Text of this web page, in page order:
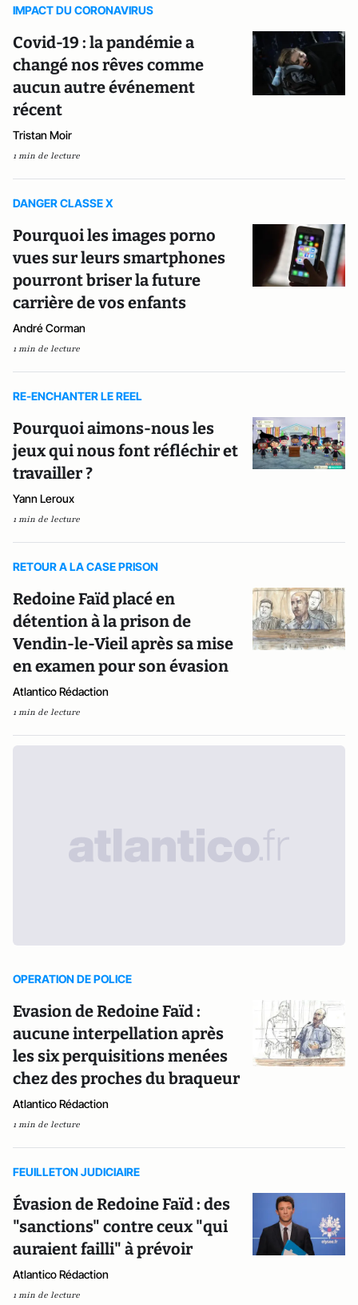
IMPACT DU CORONAVIRUS
Covid-19 : la pandémie a
changé nos rêves comme
aucun autre événement
récent
Tristan Moir
1 min de lecture
DANGER CLASSE X
Pourquoi les images porno
vues sur leurs smartphones
pourront briser la future
carrière de vos enfants
André Corman
1 min de lecture
RE-ENCHANTER LE REEL
Pourquoi aimons-nous les
jeux qui nous font réfléchir et
travailler ?
Yann Leroux
1 min de lecture
RETOUR A LA CASE PRISON
Redoine Faïd placé en
détention à la prison de
Vendin-le-Vieil après sa mise
en examen pour son évasion
Atlantico Rédaction
1 min de lecture
OPERATION DE POLICE
Evasion de Redoine Faïd :
aucune interpellation après
les six perquisitions menées
chez des proches du braqueur
Atlantico Rédaction
1 min de lecture
FEUILLETON JUDICIAIRE
Évasion de Redoine Faïd : des
"sanctions" contre ceux "qui
auraient failli" à prévoir
Atlantico Rédaction
1 min de lecture